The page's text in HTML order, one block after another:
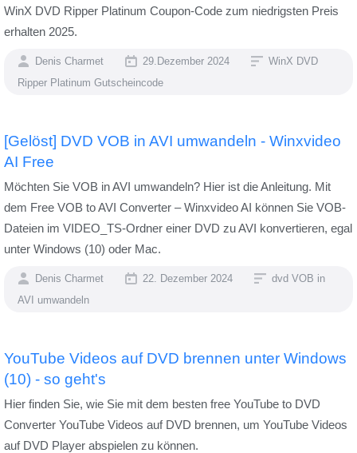
WinX DVD Ripper Platinum Coupon-Code zum niedrigsten Preis
erhalten 2025.
Denis Charmet 29.Dezember 2024
WinX DVD
Ripper Platinum Gutscheincode
[Gelöst] DVD VOB in AVI umwandeln - Winxvideo
AI Free
Möchten Sie VOB in AVI umwandeln? Hier ist die Anleitung. Mit
dem Free VOB to AVI Converter – Winxvideo AI können Sie VOB-
Dateien im VIDEO_TS-Ordner einer DVD zu AVI konvertieren, egal
unter Windows (10) oder Mac.
Denis Charmet 22. Dezember 2024
dvd VOB in
AVI umwandeln
YouTube Videos auf DVD brennen unter Windows
(10) - so geht's
Hier finden Sie, wie Sie mit dem besten free YouTube to DVD
Converter YouTube Videos auf DVD brennen, um YouTube Videos
auf DVD Player abspielen zu können.